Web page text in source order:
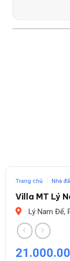
Trang chủ / Nhà
Villa MT Lý
Lý Nam Đế,